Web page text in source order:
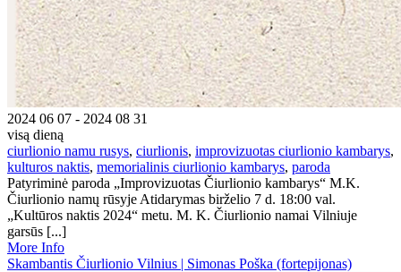
2024 06 07 - 2024 08 31
visą dieną
ciurlionio namu rusys, ciurlionis, improvizuotas ciurlionio kambarys,
kulturos naktis, memorialinis ciurlionio kambarys, paroda
Patyriminė paroda „Improvizuotas Čiurlionio kambarys“ M.K.
Čiurlionio namų rūsyje Atidarymas birželio 7 d. 18:00 val.
„Kultūros naktis 2024“ metu. M. K. Čiurlionio namai Vilniuje
garsūs [...]
More Info
Skambantis Čiurlionio Vilnius | Simonas Poška (fortepijonas)